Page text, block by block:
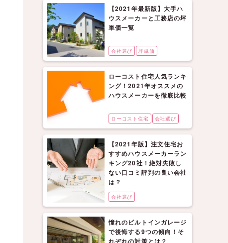
【2021年最新版】大手ハ
ウスメーカーと工務店の坪
単価一覧
会社選び 坪単価
ローコスト住宅人気ランキ
ング！2021年オススメの
ハウスメーカーを徹底比較
ローコスト住宅 会社選び
【2021年版】注文住宅お
すすめハウスメーカーラン
キング20社！絶対失敗し
ない口コミ評判の良い会社
は？
会社選び
憧れのビルトインガレージ
で後悔する9つの傾向！そ
れぞれの対策とは？